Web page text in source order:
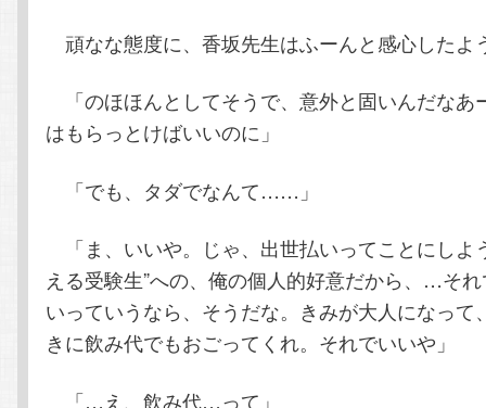
頑なな態度に、香坂先生はふーんと感心したよ
「のほほんとしてそうで、意外と固いんだなあ
はもらっとけばいいのに」
「でも、タダでなんて……」
「ま、いいや。じゃ、出世払いってことにしよ
える受験生”への、俺の個人的好意だから、…そ
いっていうなら、そうだな。きみが大人になって
きに飲み代でもおごってくれ。それでいいや」
「…え、飲み代…って」